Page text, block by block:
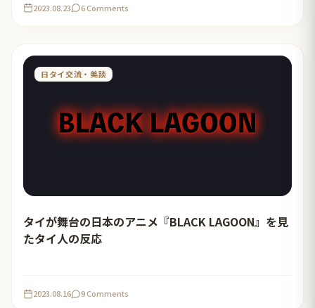
2023.08.23 6 Comments
日タイ交流・美談
タイが舞台の日本のアニメ『BLACK LAGOON』を見
たタイ人の反応
2023.08.16 9 Comments